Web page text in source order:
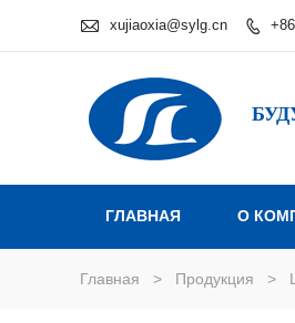
 xujiaoxia@sylg.cn 
ГЛАВНАЯ О
Главная > Продукция >